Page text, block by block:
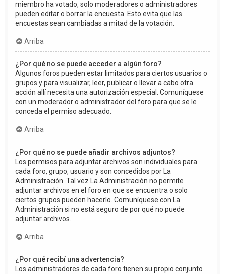
miembro ha votado, solo moderadores o administradores
pueden editar o borrar la encuesta. Esto evita que las
encuestas sean cambiadas a mitad de la votación.
Arriba
¿Por qué no se puede acceder a algún foro?
Algunos foros pueden estar limitados para ciertos usuarios o
grupos y para visualizar, leer, publicar o llevar a cabo otra
acción allí necesita una autorización especial. Comuníquese
con un moderador o administrador del foro para que se le
conceda el permiso adecuado.
Arriba
¿Por qué no se puede añadir archivos adjuntos?
Los permisos para adjuntar archivos son individuales para
cada foro, grupo, usuario y son concedidos por La
Administración. Tal vez La Administración no permite
adjuntar archivos en el foro en que se encuentra o solo
ciertos grupos pueden hacerlo. Comuníquese con La
Administración si no está seguro de por qué no puede
adjuntar archivos.
Arriba
¿Por qué recibí una advertencia?
Los administradores de cada foro tienen su propio conjunto